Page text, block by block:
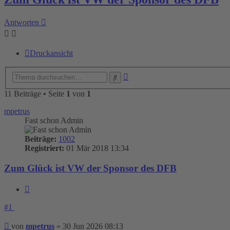
Antworten
Druckansicht
11 Beiträge • Seite 1 von 1
mpetrus
Fast schon Admin
Beiträge: 1002
Registriert: 01 Mär 2018 13:34
Zum Glück ist VW der Sponsor des DFB
#1
Beitrag
von mpetrus » 30 Jun 2026 08:13